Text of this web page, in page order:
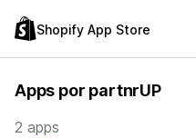
Shopify App Store
Apps por partnrUP
2 apps